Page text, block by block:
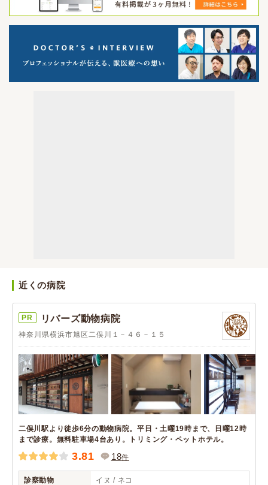
近くの病院
PR リバーズ動物病院
神奈川県横浜市旭区二俣川１－４６－１５
二俣川駅より徒歩6分の動物病院。平日・土曜19時まで、日曜12時
まで診療。無料駐車場4台あり。トリミング・ペットホテル。
3.81 18件
診察動物 イヌ / ネコ